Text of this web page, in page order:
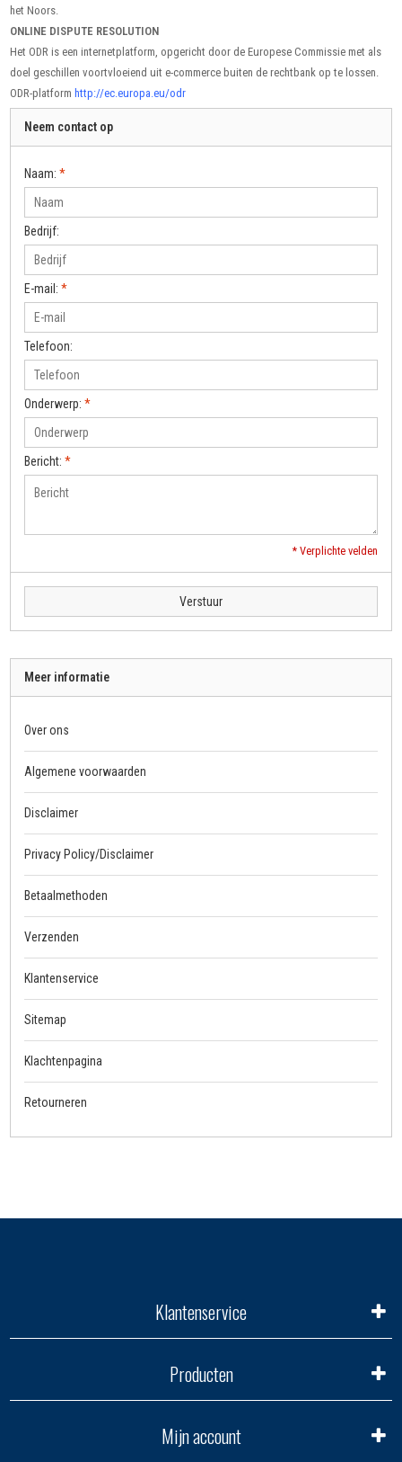
het Noors.
ONLINE DISPUTE RESOLUTION
Het ODR is een internetplatform, opgericht door de Europese Commissie met als
doel geschillen voortvloeiend uit e-commerce buiten de rechtbank op te lossen.
ODR-platform http://ec.europa.eu/odr
Neem contact op
Naam:*
Bedrijf:
E-mail:*
Telefoon:
Onderwerp:*
Bericht:*
* Verplichte velden
Verstuur
Meer informatie
Over ons
Algemene voorwaarden
Disclaimer
Privacy Policy/Disclaimer
Betaalmethoden
Verzenden
Klantenservice
Sitemap
Klachtenpagina
Retourneren
Klantenservice
Producten
Mijn account